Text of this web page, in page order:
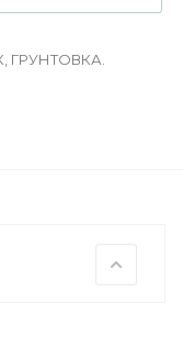
ГРУНТОВКА.